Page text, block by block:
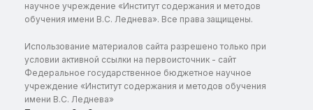
научное учреждение «Институт содержания и методов
обучения имени В.С. Леднева». Все права защищены.
Использование материалов сайта разрешено только при
условии активной ссылки на первоисточник - сайт
Федеральное государственное бюджетное научное
учреждение «Институт содержания и методов обучения
имени В.С. Леднева»